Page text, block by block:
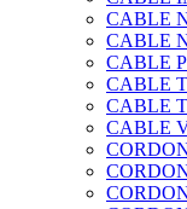
CABLE
CABLE
CABLE
CABLE
CABLE
CABLE